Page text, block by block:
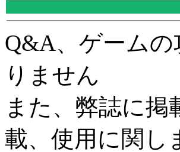
Q&A、ゲーム
りません
また、弊誌に
載、使用に関し